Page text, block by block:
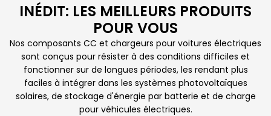
INÉDIT: LES MEILLEURS PRODUITS
POUR VOUS
Nos composants CC et chargeurs pour voitures électriques
sont conçus pour résister à des conditions difficiles et
fonctionner sur de longues périodes, les rendant plus
faciles à intégrer dans les systèmes photovoltaïques
solaires, de stockage d'énergie par batterie et de charge
pour véhicules électriques.